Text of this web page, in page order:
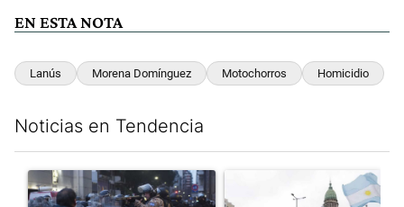
EN ESTA NOTA
Lanús Morena Domínguez Motochorros Homicidio
Noticias en Tendencia
Un artículo de tendencia con el título "La tensión frente al
Un artículo de tendencia